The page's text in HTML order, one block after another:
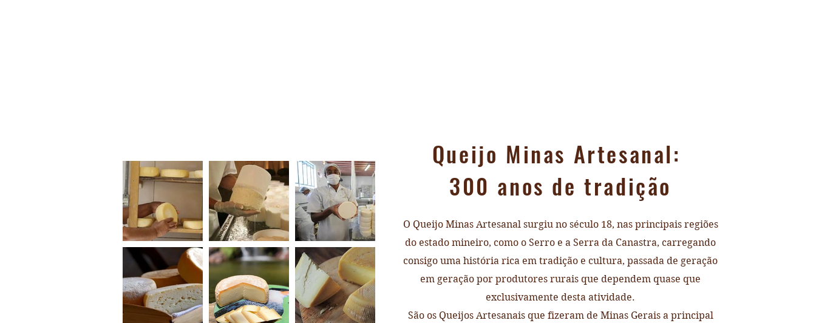
Queijo Minas Artesanal:
300 anos de tradição
O Queijo Minas Artesanal surgiu no século 18, nas principais regiões
do estado mineiro, como o Serro e a Serra da Canastra, carregando
consigo uma história rica em tradição e cultura, passada de geração
em geração por produtores rurais que dependem quase que
exclusivamente desta atividade.
São os Queijos Artesanais que fizeram de Minas Gerais a principal